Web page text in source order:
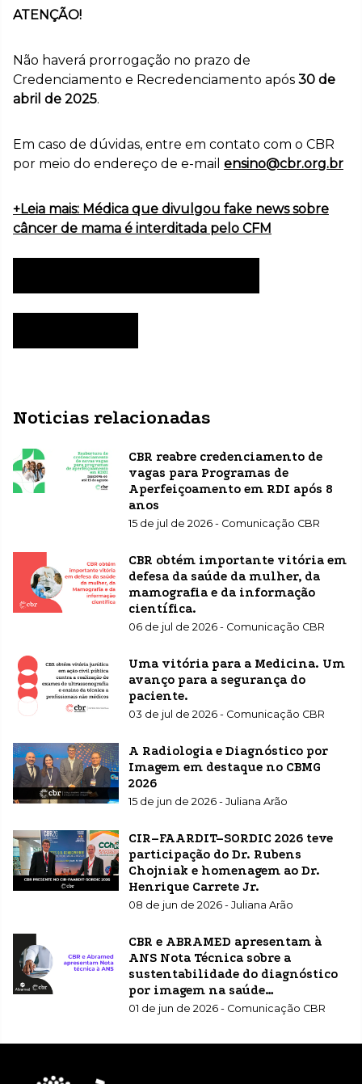
ATENÇÃO!
Não haverá prorrogação no prazo de
Credenciamento e Recredenciamento após 30 de
abril de 2025.
Em caso de dúvidas, entre em contato com o CBR
por meio do endereço de e-mail ensino@cbr.org.br
+Leia mais: Médica que divulgou fake news sobre
câncer de mama é interditada pelo CFM
Noticias relacionadas
CBR reabre credenciamento de
vagas para Programas de
Aperfeiçoamento em RDI após 8
anos
15 de jul de 2026 - Comunicação CBR
CBR obtém importante vitória em
defesa da saúde da mulher, da
mamografia e da informação
científica.
06 de jul de 2026 - Comunicação CBR
Uma vitória para a Medicina. Um
avanço para a segurança do
paciente.
03 de jul de 2026 - Comunicação CBR
A Radiologia e Diagnóstico por
Imagem em destaque no CBMG
2026
15 de jun de 2026 - Juliana Arão
CIR–FAARDIT–SORDIC 2026 teve
participação do Dr. Rubens
Chojniak e homenagem ao Dr.
Henrique Carrete Jr.
08 de jun de 2026 - Juliana Arão
CBR e ABRAMED apresentam à
ANS Nota Técnica sobre a
sustentabilidade do diagnóstico
por imagem na saúde
suplementar
01 de jun de 2026 - Comunicação CBR